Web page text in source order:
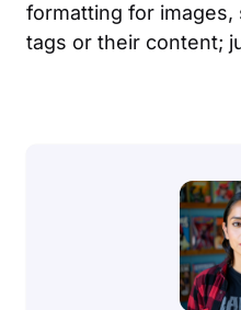
formatting for images,
tags or their content;